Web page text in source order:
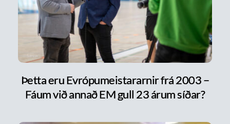
Þetta eru Evrópumeistararnir frá 2003 –
Fáum við annað EM gull 23 árum síðar?